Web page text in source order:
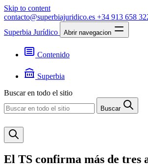
Skip to content
contacto@superbiajuridico.es +34 913 658
Superbia Jurídico
Abrir navegacion
Contenido
Jurisprudencia
Noticias
Superbia
Contacto
Buscar en todo el sitio
Buscar
El TS confirma más de tres